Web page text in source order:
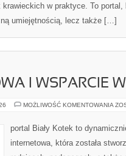
w praktyce. To
umiejętnością, lecz także […]
I WSPARCIE
MOŻLIWOŚĆ KOMENTOWANIA
W
portal Biały Kotek to
internetowa, która została